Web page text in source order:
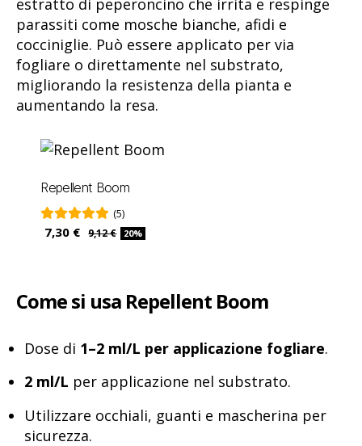
estratto di peperoncino che irrita e respinge
parassiti come mosche bianche, afidi e
cocciniglie. Può essere applicato per via
fogliare o direttamente nel substrato,
migliorando la resistenza della pianta e
aumentando la resa.
Repellent Boom
(5)
7,30 € 9,12 € 20%
Come si usa Repellent Boom
Dose di 1–2 ml/L per applicazione fogliare.
2 ml/L per applicazione nel substrato.
Utilizzare occhiali, guanti e mascherina per
sicurezza.